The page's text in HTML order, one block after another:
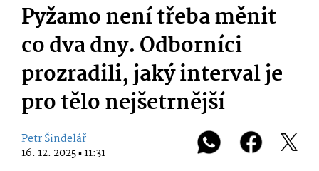
Pyžamo není třeba měnit
co dva dny. Odborníci
prozradili, jaký interval je
pro tělo nejšetrnější
Petr Šindelář
16. 12. 2025 ▪ 11:31